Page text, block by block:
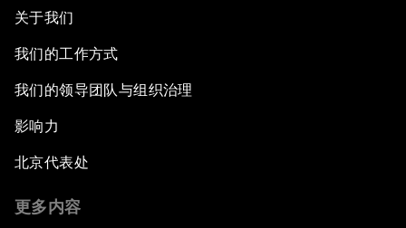
关于我们
我们的工作方式
我们的领导团队与组织治理
影响力
北京代表处
更多内容